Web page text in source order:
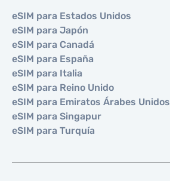
eSIM para Estados Unidos
eSIM para Japón
eSIM para Canadá
eSIM para España
eSIM para Italia
eSIM para Reino Unido
eSIM para Emiratos Árabes Unidos
eSIM para Singapur
eSIM para Turquía